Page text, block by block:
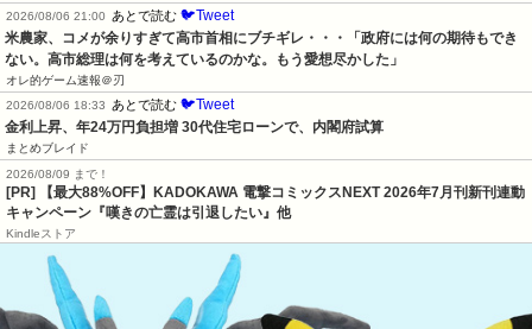
2026/08/06 21:00
あとで読む 🐦Tweet
米農家、コメが余りすぎて高市首相にブチギレ・・・「政府には何の期待もでき
ない。高市総理は何を考えているのかな。もう愛想尽かした」
オレ的ゲーム速報＠刃
2026/08/06 18:33
あとで読む 🐦Tweet
金利上昇、年24万円負担増 30代住宅ローンで、内閣府試算
まとめブレイド
2026/08/09 まで！
[PR] 【最大88%OFF】KADOKAWA 電撃コミックスNEXT 2026年7月刊新刊連動
キャンペーン『嘆きの亡霊は引退したい』他
Kindleストア